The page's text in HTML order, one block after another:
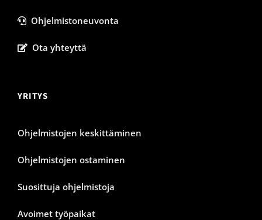
Ohjelmistoneuvonta
Ota yhteyttä
YRITYS
Ohjelmistojen keskittäminen
Ohjelmistojen ostaminen
Suosittuja ohjelmistoja
Avoimet työpaikat